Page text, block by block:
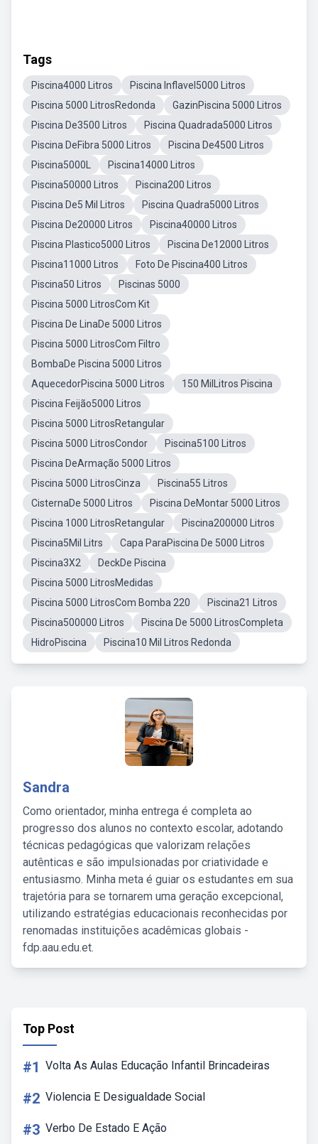
Tags
Piscina4000 Litros
Piscina Inflavel5000 Litros
Piscina 5000 LitrosRedonda
GazinPiscina 5000 Litros
Piscina De3500 Litros
Piscina Quadrada5000 Litros
Piscina DeFibra 5000 Litros
Piscina De4500 Litros
Piscina5000L
Piscina14000 Litros
Piscina50000 Litros
Piscina200 Litros
Piscina De5 Mil Litros
Piscina Quadra5000 Litros
Piscina De20000 Litros
Piscina40000 Litros
Piscina Plastico5000 Litros
Piscina De12000 Litros
Piscina11000 Litros
Foto De Piscina400 Litros
Piscina50 Litros
Piscinas 5000
Piscina 5000 LitrosCom Kit
Piscina De LinaDe 5000 Litros
Piscina 5000 LitrosCom Filtro
BombaDe Piscina 5000 Litros
AquecedorPiscina 5000 Litros
150 MilLitros Piscina
Piscina Feijão5000 Litros
Piscina 5000 LitrosRetangular
Piscina 5000 LitrosCondor
Piscina5100 Litros
Piscina DeArmação 5000 Litros
Piscina 5000 LitrosCinza
Piscina55 Litros
CisternaDe 5000 Litros
Piscina DeMontar 5000 Litros
Piscina 1000 LitrosRetangular
Piscina200000 Litros
Piscina5Mil Litrs
Capa ParaPiscina De 5000 Litros
Piscina3X2
DeckDe Piscina
Piscina 5000 LitrosMedidas
Piscina 5000 LitrosCom Bomba 220
Piscina21 Litros
Piscina500000 Litros
Piscina De 5000 LitrosCompleta
HidroPiscina
Piscina10 Mil Litros Redonda
Sandra
Como orientador, minha entrega é completa ao
progresso dos alunos no contexto escolar, adotando
técnicas pedagógicas que valorizam relações
autênticas e são impulsionadas por criatividade e
entusiasmo. Minha meta é guiar os estudantes em sua
trajetória para se tornarem uma geração excepcional,
utilizando estratégias educacionais reconhecidas por
renomadas instituições acadêmicas globais -
fdp.aau.edu.et.
Top Post
#1 Volta As Aulas Educação Infantil Brincadeiras
#2 Violencia E Desigualdade Social
#3 Verbo De Estado E Ação